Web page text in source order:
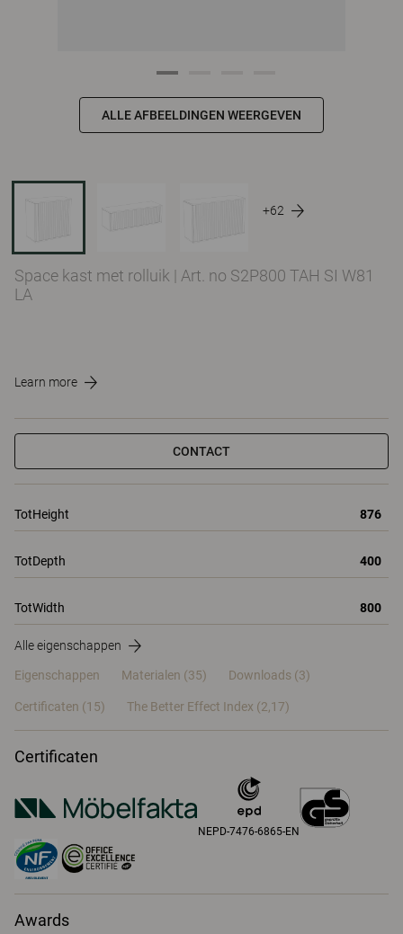
ALLE AFBEELDINGEN WEERGEVEN
+62
Space kast met rolluik | Art. no S2P800 TAH SI W81
LA
Learn more
CONTACT
TotHeight 876
TotDepth 400
TotWidth 800
Alle eigenschappen
Eigenschappen Materialen (35) Downloads (3)
Certificaten (15) The Better Effect Index (2,17)
Certificaten
NEPD-7476-6865-EN
Awards